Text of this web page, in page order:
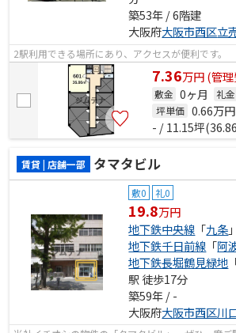
築53年 / 6階建
大阪府大阪市西区立
2駅利用できる場所にあり、アクセスが便利です。
7.36万円(管
敷金 0ヶ月 礼金
坪単価 0.66万円
- / 11.15坪
賃貸 | 店舗一部 タマタビル
敷0 礼0
19.8万円
地下鉄中央線 「九条
地下鉄千日前線 「阿
地下鉄長堀鶴見緑地
駅 徒歩17分
築59年 / -
大阪府大阪市西区川